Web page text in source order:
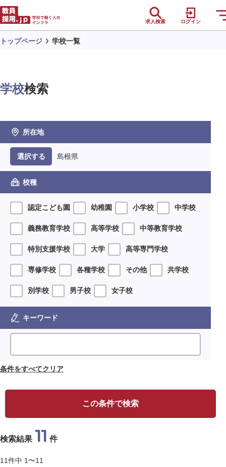
求人検索 ログイン
トップページ 学校一覧
学校検索
所在地
選択する 島根県
校種
認定こども園 幼稚園 小学校 中学校
義務教育学校 高等学校 中等教育学校
特別支援学校 大学 高等専門学校
専修学校 各種学校 その他 共学校
別学校 男子校 女子校
キーワード
条件をすべてクリア
この条件で検索
検索結果 11 件
11件中 1〜11